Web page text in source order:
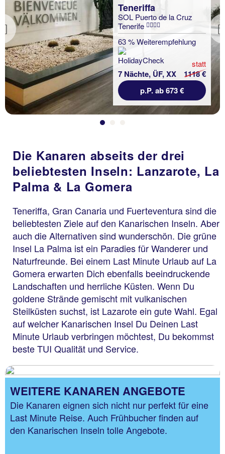
Previous
Teneriffa
SOL Puerto de la Cruz
Tenerife
63 % Weiterempfehlung
7 Nächte, ÜF, XX
statt
1118 €
p.P. ab 673 €
Die Kanaren abseits der drei
beliebtesten Inseln: Lanzarote, La
Palma & La Gomera
Teneriffa, Gran Canaria und Fuerteventura sind die
beliebtesten Ziele auf den Kanarischen Inseln. Aber
auch die Alternativen sind wunderschön. Die grüne
Insel La Palma ist ein Paradies für Wanderer und
Naturfreunde. Bei einem Last Minute Urlaub auf La
Gomera erwarten Dich ebenfalls beeindruckende
Landschaften und herrliche Küsten. Wenn Du
goldene Strände gemischt mit vulkanischen
Steilküsten suchst, ist Lazarote ein gute Wahl. Egal
auf welcher Kanarischen Insel Du Deinen Last
Minute Urlaub verbringen möchtest, Du bekommst
beste TUI Qualität und Service.
WEITERE KANAREN ANGEBOTE
Die Kanaren eignen sich nicht nur perfekt für eine
Last Minute Reise. Auch Frühbucher finden auf
den Kanarischen Inseln tolle Angebote.